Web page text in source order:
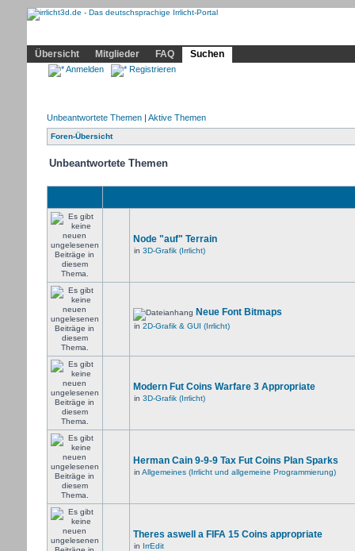
Übersicht
Mitglieder FAQ Suchen
Anmelden Registrieren
Unbeantwortete Themen| Aktive Themen
Foren-Übersicht
Unbeantwortete Themen
Node "auf" Terrain
in 3D-Grafik (Irrlicht)
Neue Font Bitmaps
in 2D-Grafik & GUI (Irrlicht)
Modern Fut Coins Warfare 3 Appropriate
in 3D-Grafik (Irrlicht)
Herman Cain 9-9-9 Tax Fut Coins Plan Sparks
in Allgemeines (Irrlicht und allgemeine Programmierung)
Theres aswell a FIFA 15 Coins appropriate
in IrrEdit